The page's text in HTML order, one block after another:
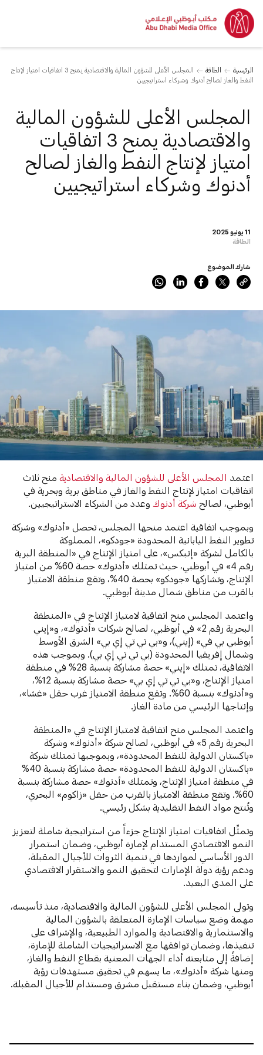
الرئيسية الطاقة
المجلس الأعلى للشؤون المالية والاقتصادية يمنح 3 اتفاقيات امتياز لإنتاج
النفط والغاز لصالح أدنوك وشركاء استراتيجيين
11 يونيو 2025
الطاقة
المجلس الأعلى للشؤون المالية
والاقتصادية يمنح 3 اتفاقيات
امتياز لإنتاج النفط والغاز لصالح
أدنوك وشركاء استراتيجيين
شارك الموضوع
اعتمد المجلس الأعلى للشؤون المالية والاقتصاديةمنح ثلاث
اتفاقيات امتياز لإنتاج النفط والغاز في مناطق برية وبحرية في
أبوظبي، لصالح شركة أدنوكوعدد من الشركاء الاستراتيجيين.
وبموجب اتفاقية اعتمد منحها المجلس، تحصل «أدنوك» وشركة
تطوير النفط اليابانية المحدودة «جودكو»، المملوكة
بالكامل لشركة «إنبكس»، على امتياز الإنتاج في «المنطقة البرية
رقم 4» في أبوظبي، حيث تمتلك «أدنوك» حصة 60% من امتياز
الإنتاج، وتشاركها «جودكو» بحصة 40%، وتقع منطقة الامتياز
بالقرب من مناطق شمال مدينة أبوظبي.
واعتمد المجلس منح اتفاقية لامتياز الإنتاج في «المنطقة
البحرية رقم 2» في أبوظبي، لصالح شركات «أدنوك»، و«إيني
أبوظبي بي في» (إيني)، و«بي تي تي إي بي» الشرق الأوسط
وشمال إفريقيا المحدودة (بي تي تي إي بي). وبموجب هذه
الاتفاقية، تمتلك «إيني» حصة مشاركة بنسبة 28% في منطقة
امتياز الإنتاج، و«بي تي تي إي بي» حصة مشاركة بنسبة 12%،
و«أدنوك» بنسبة 60%. وتقع منطقة الامتياز غرب حقل «غشا»،
وإنتاجها الرئيسي من مادة الغاز.
واعتمد المجلس منح اتفاقية لامتياز الإنتاج في «المنطقة
البحرية رقم 5» في أبوظبي، لصالح شركة «أدنوك» وشركة
«باكستان الدولية للنفط المحدودة»، وبموجبها تمتلك شركة
«باكستان الدولية للنفط المحدودة» حصة مشاركة بنسبة 40%
في منطقة امتياز الإنتاج، وتمتلك «أدنوك» حصة مشاركة بنسبة
60%. وتقع منطقة الامتياز بالقرب من حقل «زاكوم» البحري،
وتُنتج مواد النفط التقليدية بشكل رئيسي.
وتمثِّل اتفاقيات امتياز الإنتاج جزءاً من استراتيجية شاملة لتعزيز
النمو الاقتصادي المستدام لإمارة أبوظبي، وضمان استمرار
الدور الأساسي لمواردها في تنمية الثروات للأجيال المقبلة،
ودعم رؤية دولة الإمارات لتحقيق النمو والاستقرار الاقتصادي
على المدى البعيد.
وتولى المجلس الأعلى للشؤون المالية والاقتصادية، منذ تأسيسه،
مهمة وضع سياسات الإمارة المتعلقة بالشؤون المالية
والاستثمارية والاقتصادية والموارد الطبيعية، والإشراف على
تنفيذها، وضمان توافقها مع الاستراتيجيات الشاملة للإمارة،
إضافةً إلى متابعته أداء الجهات المعنية بقطاع النفط والغاز،
ومنها شركة «أدنوك»، ما يسهم في تحقيق مستهدفات رؤية
أبوظبي، وضمان بناء مستقبل مشرق ومستدام للأجيال المقبلة.